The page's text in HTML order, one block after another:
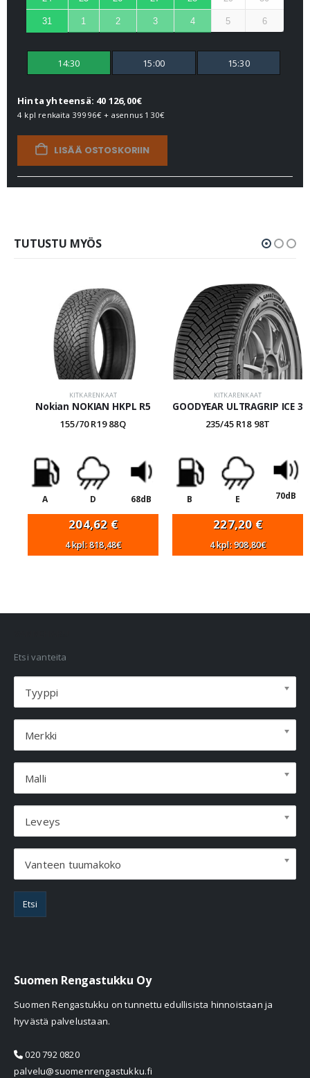
31 1 2 3 4 5 6
14:30 15:00 15:30
Hinta yhteensä: 40 126,00€
4 kpl renkaita 39996€ + asennus 130€
LISÄÄ OSTOSKORIIN
TUTUSTU MYÖS
KITKARENKAAT
Nokian NOKIAN HKPL R5
155/70 R19 88Q
A D 68dB
204,62 €
4 kpl: 818,48€
KITKARENKAAT
GOODYEAR ULTRAGRIP ICE 3
235/45 R18 98T
B E 70dB
227,20 €
4 kpl: 908,80€
Etsi vanteita
Tyyppi
Merkki
Malli
Leveys
Vanteen tuumakoko
Etsi
Suomen Rengastukku Oy
Suomen Rengastukku on tunnettu edullisista hinnoistaan ja
hyvästä palvelustaan.
020 792 0820
palvelu@suomenrengastukku.fi